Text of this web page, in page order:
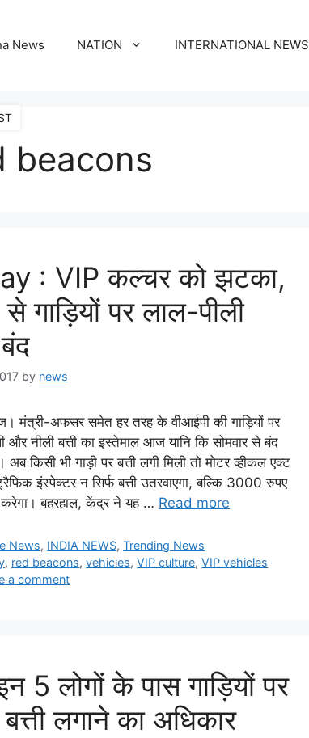
News NATION INTERNATIONAL NEWS
beacons
: VIP कल्चर को झटका,
गाड़ियों पर लाल-पीली
बंद
by news
मंत्री-अफसर समेत हर तरह के वीआईपी की गाड़ियों पर
और नीली बत्ती का इस्तेमाल आज यानि कि सोमवार से बंद
अब किसी भी गाड़ी पर बत्ती लगी मिली तो मोटर व्हीकल एक्ट
इंस्पेक्टर न सिर्फ बत्ती उतरवाएगा, बल्कि 3000 रुपए
करेगा। बहरहाल, केंद्र ने यह … Read more
News, INDIA NEWS,Trending News
, red beacons,vehicles,VIP culture,VIP vehicles
a comment
5 लोगों के पास गाड़ियों पर
लगाने का अधिकार